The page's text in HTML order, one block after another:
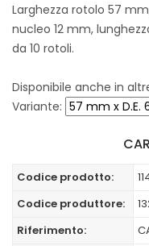
Larghezza rotolo 57
nucleo 12 mm,
da 10 rotoli.
Disponibile anche in
Variante:
Codice prodotto:
Codice produttore:
Riferimento: